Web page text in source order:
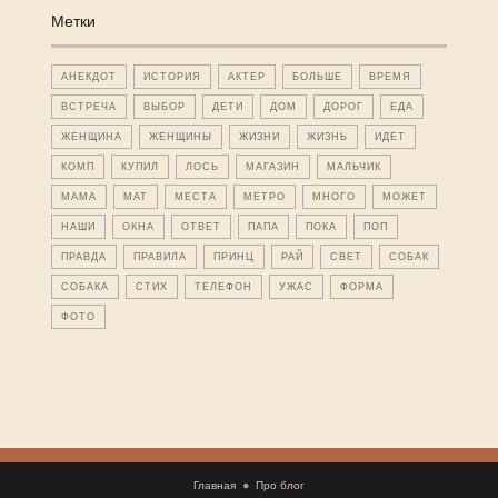
Метки
АНЕКДОТ ИСТОРИЯ АКТЕР БОЛЬШЕ ВРЕМЯ
ВСТРЕЧА ВЫБОР ДЕТИ ДОМ ДОРОГ ЕДА
ЖЕНЩИНА ЖЕНЩИНЫ ЖИЗНИ ЖИЗНЬ ИДЕТ
КОМП КУПИЛ ЛОСЬ МАГАЗИН МАЛЬЧИК
МАМА МАТ МЕСТА МЕТРО МНОГО МОЖЕТ
НАШИ ОКНА ОТВЕТ ПАПА ПОКА ПОП
ПРАВДА ПРАВИЛА ПРИНЦ РАЙ СВЕТ СОБАК
СОБАКА СТИХ ТЕЛЕФОН УЖАС ФОРМА
ФОТО
Главная
Про блог